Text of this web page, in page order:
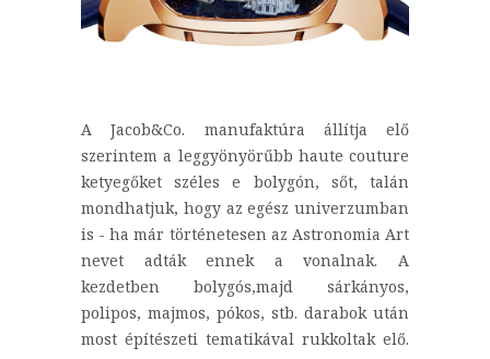
A Jacob&Co. manufaktúra állítja elő
szerintem a leggyönyörűbb haute couture
ketyegőket széles e bolygón, sőt, talán
mondhatjuk, hogy az egész univerzumban
is - ha már történetesen az Astronomia Art
nevet adták ennek a vonalnak. A
kezdetben bolygós,majd sárkányos,
polipos, majmos, pókos, stb. darabok után
most építészeti tematikával rukkoltak elő.